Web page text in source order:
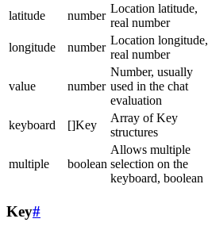
latitude
number
Location latitude,
real number
longitude
number
Location longitude,
real number
value number
Number, usually
used in the chat
evaluation
keyboard []Key
Array of Key
structures
multiple boolean
Allows multiple
selection on the
keyboard, boolean
Key#